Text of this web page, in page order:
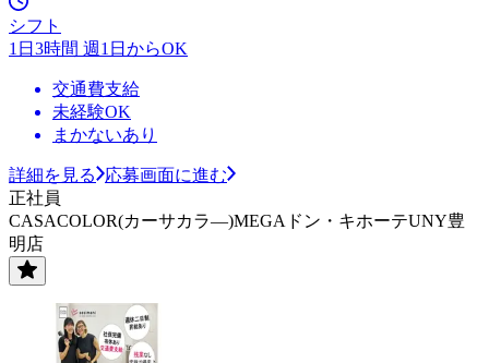
シフト
1日3時間 週1日からOK
交通費支給
未経験OK
まかないあり
詳細を見る
応募画面に進む
正社員
CASACOLOR(カーサカラ―)MEGAドン・キホーテUNY豊
明店